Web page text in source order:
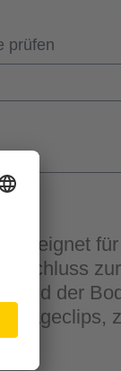
prüfen
geeignet
und der